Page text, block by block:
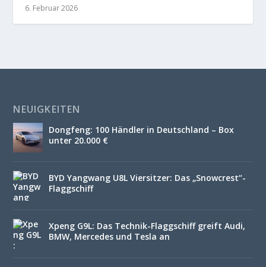
6. Februar 2026
NEUIGKEITEN
Dongfeng: 100 Händler in Deutschland – Box
unter 20.000 €
BYD Yangwang U8L Viersitzer: Das „Snowcrest“-
Flaggschiff
Xpeng G9L: Das Technik-Flaggschiff greift Audi,
BMW, Mercedes und Tesla an